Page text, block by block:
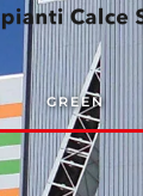
GREEN